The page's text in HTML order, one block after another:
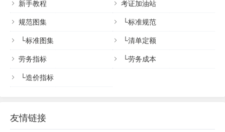
内容分类
造价风云 工程法律
新手教程
└标准图集